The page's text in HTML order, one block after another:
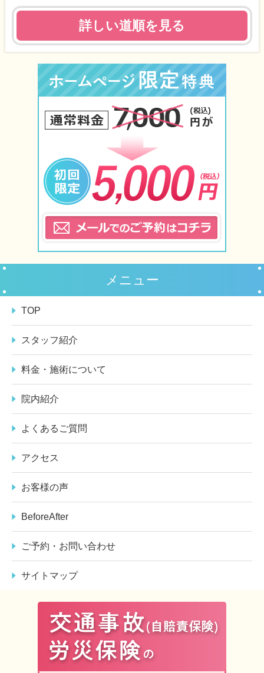
詳しい道順を見る
メニュー
TOP
スタッフ紹介
料金・施術について
院内紹介
よくあるご質問
アクセス
お客様の声
BeforeAfter
ご予約・お問い合わせ
サイトマップ